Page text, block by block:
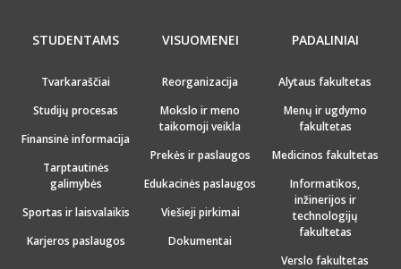
STUDENTAMS
Tvarkaraščiai
Studijų procesas
Finansinė informacija
Tarptautinės
galimybės
Sportas ir laisvalaikis
Karjeros paslaugos
VISUOMENEI
Reorganizacija
Mokslo ir meno
taikomoji veikla
Prekės ir paslaugos
Edukacinės paslaugos
Viešieji pirkimai
Dokumentai
PADALINIAI
Alytaus fakultetas
Menų ir ugdymo
fakultetas
Medicinos fakultetas
Informatikos,
inžinerijos ir
technologijų
fakultetas
Verslo fakultetas